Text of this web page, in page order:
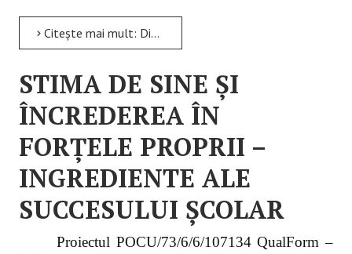
Citește mai mult: Digitalizarea învățământului – binefacere sau pericol?
STIMA DE SINE ȘI
ÎNCREDEREA ÎN
FORȚELE PROPRII –
INGREDIENTE ALE
SUCCESULUI ȘCOLAR
Proiectul POCU/73/6/6/107134 QualForm –